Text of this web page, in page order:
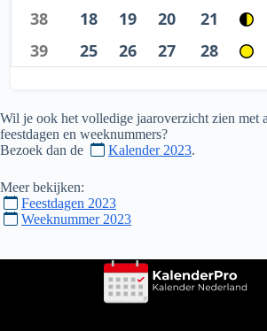
38
18 19 20 21
39
25 26 27 28
Wil je ook het volledige jaaroverzicht zien met
feestdagen en weeknummers?
Bezoek dan de
Kalender 2023.
Meer bekijken:
Feestdagen 2023
Weeknummer 2023